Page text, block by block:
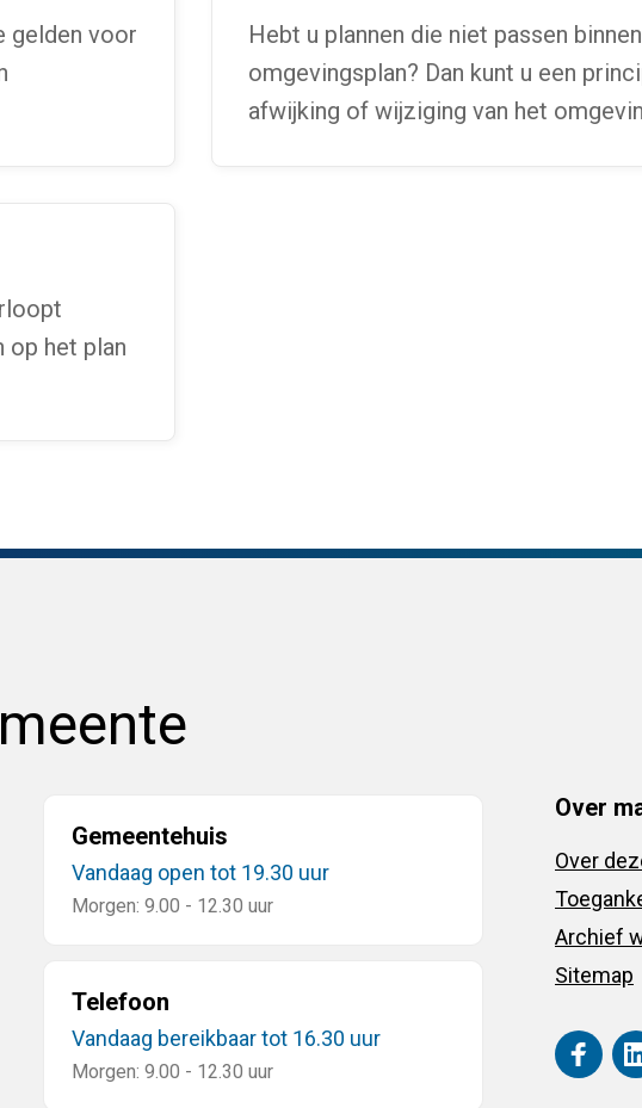
gelden voor
Hebt u plannen die niet passen
omgevingsplan? Dan kunt u een
afwijking of wijziging van het
op het plan
website)
Gemeentehuis
Vandaag open tot 19.30 uur
Morgen: 9.00 - 12.30 uur
Telefoon
Vandaag bereikbaar tot 16.30 uur
Morgen: 9.00 - 12.30 uur
Over
Over
Archief
Sitemap